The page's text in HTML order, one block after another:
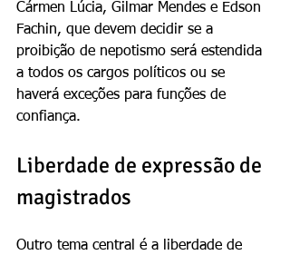
Cármen Lúcia, Gilmar Mendes e Edson
Fachin, que devem decidir se a
proibição de nepotismo será estendida
a todos os cargos políticos ou se
haverá exceções para funções de
confiança.
Liberdade de expressão de
magistrados
Outro tema central é a liberdade de